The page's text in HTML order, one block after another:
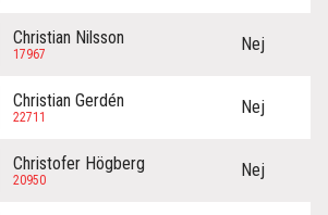
Christian Nilsson
17967 Nej
Christian Gerdén
22711 Nej
Christofer Högberg
20950 Nej